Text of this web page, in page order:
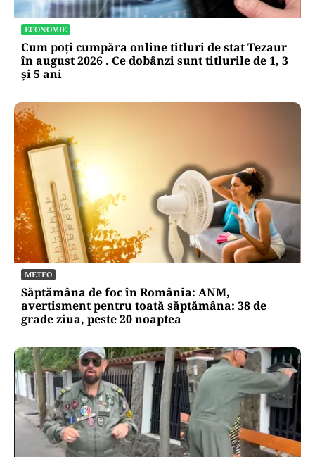
ECONOMIE
Cum poți cumpăra online titluri de stat Tezaur
în august 2026 . Ce dobânzi sunt titlurile de 1, 3
și 5 ani
METEO
Săptămâna de foc în România: ANM,
avertisment pentru toată săptămâna: 38 de
grade ziua, peste 20 noaptea